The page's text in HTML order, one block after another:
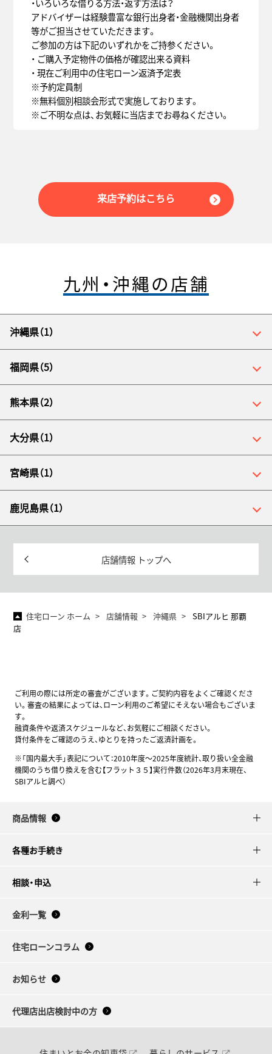
アドバイザーは経験豊富な銀行出身者・金融機関出身者
等がご担当させていただきます。
ご参加の方は下記のいずれかをご持参ください。
・ ご購入予定物件の価格が確認出来る資料
・ 現在ご利用中の住宅ローン返済予定表
※予約定員制
※無料個別相談会形式で実施しております。
※ご不明な点は、お気軽に当店までお尋ねください。
来店予約はこちら
九州・沖縄の店舗
沖縄県（1）
福岡県（5）
熊本県（2）
大分県（1）
宮崎県（1）
鹿児島県（1）
店舗情報 トップへ
住宅ローン ホーム 店舗情報 沖縄県
SBIアルヒ 那覇
店
ご利用の際には所定の審査がございます。ご契約内容をよくご確認くださ
い。審査の結果によっては、ローン利用のご希望にそえない場合もございま
す。
融資条件や返済スケジュールなど、お気軽にご相談ください。
貸付条件をご確認のうえ、ゆとりを持ったご返済計画を。
※「国内最大手」表記について：2010年度～2025年度統計、取り扱い全金融
機関のうち借り換えを含む【フラット３５】実行件数（2026年3月末現在、
SBIアルヒ調べ）
商品情報
各種お手続き
相談・申込
金利一覧
住宅ローンコラム
お知らせ
代理店出店検討中の方